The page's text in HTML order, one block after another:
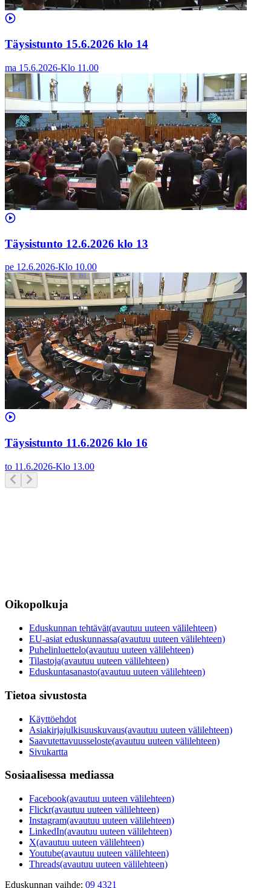
Täysistunto 15.6.2026 klo 14
ma 15.6.2026-Klo 11.00
Täysistunto 12.6.2026 klo 13
pe 12.6.2026-Klo 10.00
Täysistunto 11.6.2026 klo 16
to 11.6.2026-Klo 13.00
Oikopolkuja
Eduskunnan tehtävät(avautuu uuteen välilehteen)
EU-asiat eduskunnassa(avautuu uuteen välilehteen)
Puhelinluettelo(avautuu uuteen välilehteen)
Tilastoja(avautuu uuteen välilehteen)
Eduskuntasanasto(avautuu uuteen välilehteen)
Tietoa sivustosta
Käyttöehdot
Asiakirjajulkisuuskuvaus(avautuu uuteen välilehteen)
Saavutettavuusseloste(avautuu uuteen välilehteen)
Sivukartta
Sosiaalisessa mediassa
Facebook(avautuu uuteen välilehteen)
Flickr(avautuu uuteen välilehteen)
Instagram(avautuu uuteen välilehteen)
LinkedIn(avautuu uuteen välilehteen)
X(avautuu uuteen välilehteen)
Youtube(avautuu uuteen välilehteen)
Threads(avautuu uuteen välilehteen)
Eduskunnan vaihde: 09 4321